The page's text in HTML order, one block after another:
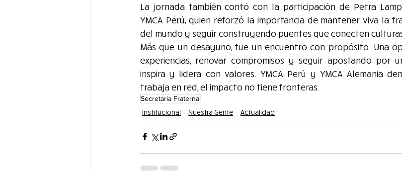
La jornada también contó con la participación de Petra
YMCA Perú, quien reforzó la importancia de mantener viva la
del mundo y seguir construyendo puentes que conecten
Más que un desayuno, fue un encuentro con propósito. Una
experiencias, renovar compromisos y seguir apostando por
inspira y lidera con valores. YMCA Perú y YMCA Alemania
trabaja en red, el impacto no tiene fronteras.
Secretaria Fraternal
Institucional Nuestra Gente Actualidad